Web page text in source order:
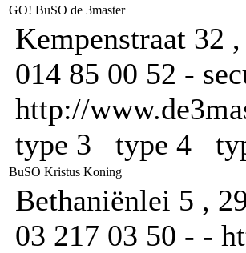
GO! BuSO de 3master
Kempenstraat 32
014 85 00 52 -
http://
type 3 type 4
BuSO Kristus Koning
Bethaniënlei 5 ,
03 217 03 50 - -